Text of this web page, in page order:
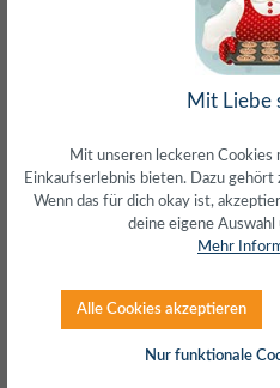
– Frag den
kostenlos und persönlich
Über 20+ Jahre Erfahrung
wir wissen von was wir
zum einfachen Funktionstest
Mit Liebe
Mit unseren leckeren
Einkaufserlebnis bieten. Dazu
Wenn das für dich okay ist,
deine eigene Auswahl
Mehr
Alle Cookies akzeptieren
Nur funktionale